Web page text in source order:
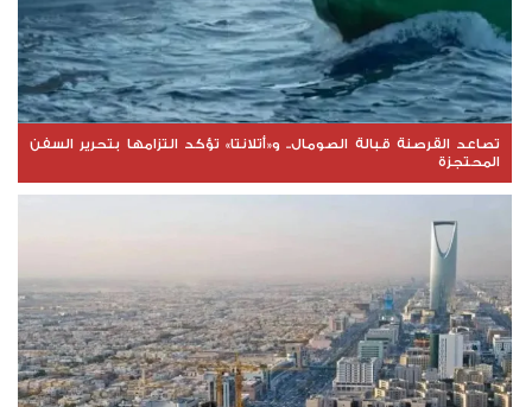
تصاعد القرصنة قبالة الصومال.. و«أتلانتا» تؤكد التزامها بتحرير السفن
المحتجزة